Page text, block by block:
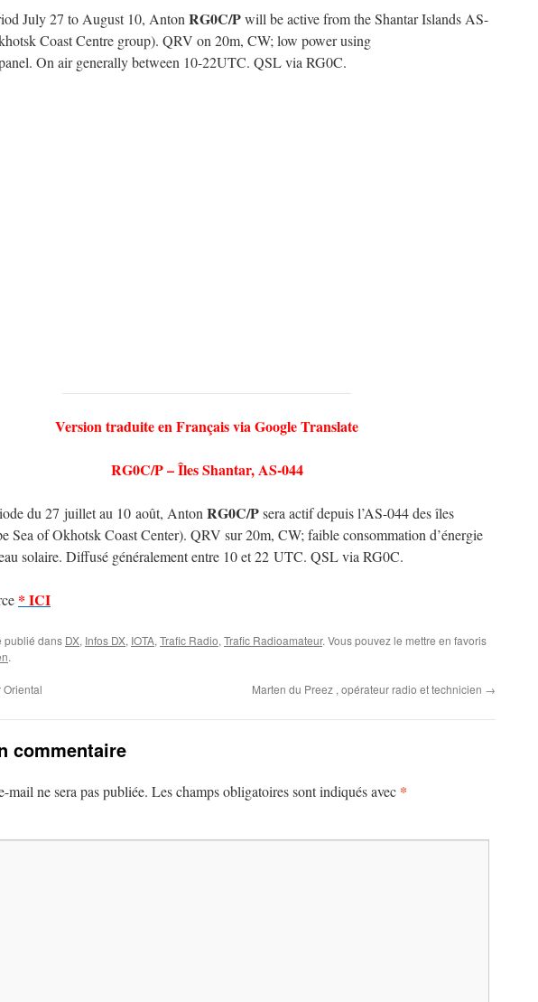
July 27 to August 10, Anton RG0C/Pwill be active from the Shantar Islands AS-
Coast Centre group). QRV on 20m, CW; low power using
On air generally between 10-22UTC. QSL via RG0C.
Version traduite en Français via Google Translate
RG0C/P – Îles Shantar, AS-044
du 27 juillet au 10 août, Anton RG0C/Psera actif depuis l’AS-044 des îles
Sea of ​​Okhotsk Coast Center). QRV sur 20m, CW; faible consommation d’énergie
solaire. Diffusé généralement entre 10 et 22 UTC. QSL via RG0C.
* ICI
publié dans DX, Infos DX, IOTA, Trafic Radio, Trafic Radioamateur. Vous pouvez le mettre en favoris
.
Oriental Marten du Preez , opérateur radio et technicien →
commentaire
mail ne sera pas publiée. Les champs obligatoires sont indiqués avec *